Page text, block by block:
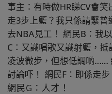
事主：有時做HR睇CV會
走3步上籃？我只係請緊
去NBA見工！ 網民B：我
C：又識唱歌又識射籃，
凌波微步，但想低調啲……
討論吓！ 網民F：即係走
網民G：人才！